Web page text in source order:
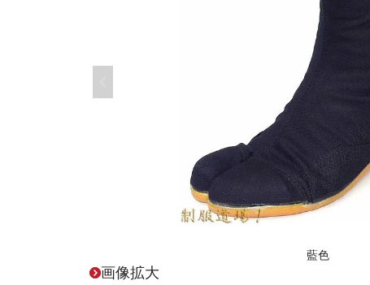
藍色
画像拡大